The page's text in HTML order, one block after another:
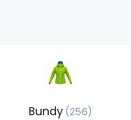
Bundy 256